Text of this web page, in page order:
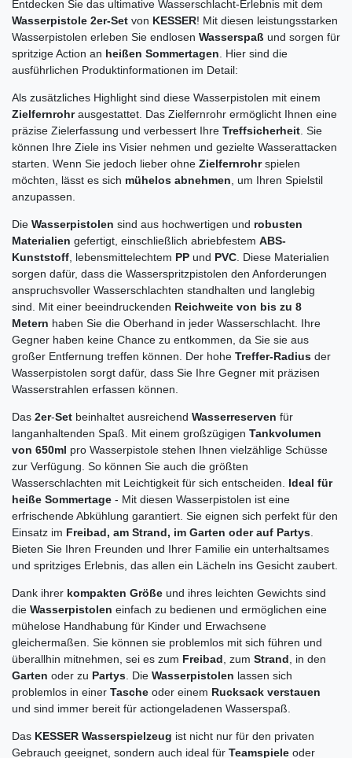
Entdecken Sie das ultimative Wasserschlacht-Erlebnis mit dem
Wasserpistole 2er-Set von KESSER! Mit diesen leistungsstarken
Wasserpistolen erleben Sie endlosen Wasserspaß und sorgen für
spritzige Action an heißen Sommertagen . Hier sind die
ausführlichen Produktinformationen im Detail:
Als zusätzliches Highlight sind diese Wasserpistolen mit einem
Zielfernrohrausgestattet. Das Zielfernrohr ermöglicht Ihnen eine
präzise Zielerfassung und verbessert Ihre Treffsicherheit . Sie
können Ihre Ziele ins Visier nehmen und gezielte Wasserattacken
starten. Wenn Sie jedoch lieber ohne Zielfernrohrspielen
möchten, lässt es sich mühelos abnehmen , um Ihren Spielstil
anzupassen.
Die Wasserpistolen sind aus hochwertigen und robusten
Materialien gefertigt, einschließlich abriebfestem ABS-
Kunststoff , lebensmittelechtem PP und PVC . Diese Materialien
sorgen dafür, dass die Wasserspritzpistolen den Anforderungen
anspruchsvoller Wasserschlachten standhalten und langlebig
sind. Mit einer beeindruckenden Reichweite von bis zu 8
Metern haben Sie die Oberhand in jeder Wasserschlacht. Ihre
Gegner haben keine Chance zu entkommen, da Sie sie aus
großer Entfernung treffen können. Der hohe Treffer-Radius der
Wasserpistolen sorgt dafür, dass Sie Ihre Gegner mit präzisen
Wasserstrahlen erfassen können.
Das 2er-Set beinhaltet ausreichend Wasserreserven für
langanhaltenden Spaß. Mit einem großzügigen Tankvolumen
von 650ml pro Wasserpistole stehen Ihnen vielzählige Schüsse
zur Verfügung. So können Sie auch die größten
Wasserschlachten mit Leichtigkeit für sich entscheiden. Ideal für
heiße Sommertage - Mit diesen Wasserpistolen ist eine
erfrischende Abkühlung garantiert. Sie eignen sich perfekt für den
Einsatz im Freibad, am Strand, im Garten oder auf Partys
Bieten Sie Ihren Freunden und Ihrer Familie ein unterhaltsames
und spritziges Erlebnis, das allen ein Lächeln ins Gesicht zaubert.
Dank ihrer kompakten Größe und ihres leichten Gewichts sind
die Wasserpistolen einfach zu bedienen und ermöglichen eine
mühelose Handhabung für Kinder und Erwachsene
gleichermaßen. Sie können sie problemlos mit sich führen und
überallhin mitnehmen, sei es zum Freibad , zum Strand , in den
Garten oder zu Partys . Die Wasserpistolen lassen sich
problemlos in einer Tasche oder einem Rucksack verstauen
und sind immer bereit für actiongeladenen Wasserspaß.
Das KESSER Wasserspielzeug ist nicht nur für den privaten
Gebrauch geeignet, sondern auch ideal für Teamspiele oder